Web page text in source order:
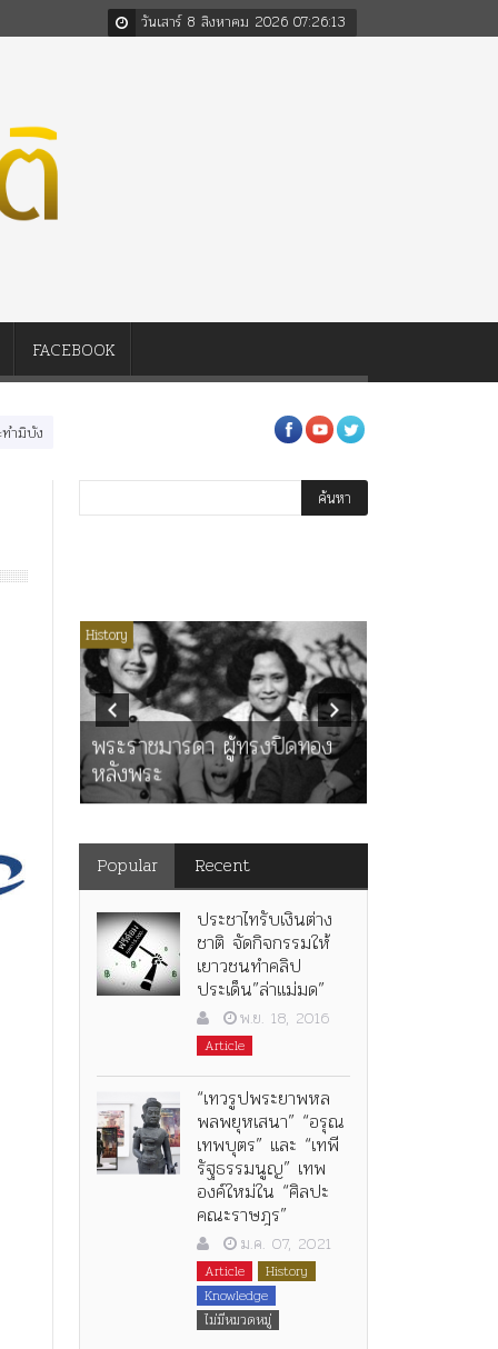
วันเสาร์ 8 สิงหาคม 2026 07:26:14
FACEBOOK
ต่อในหลวงสามรัชกาล ร่วมกว่า 80ปี ร.๖ สร้าง “จุฬาลงกรณ์มหาวิทยาลัย” ตามพ
History
พระราชมารดา ผู้ทรงปิดทอง
หลังพระ
Popular Recent
ประชาไทรับเงินต่าง
ชาติ จัดกิจกรรมให้
เยาวชนทำคลิป
ประเด็น”ล่าแม่มด”
พ.ย. 18, 2016
Article
“เทวรูปพระยาพหล
พลพยุหเสนา” “อรุณ
เทพบุตร” และ “เทพี
รัฐธรรมนูญ” เทพ
องค์ใหม่ใน “ศิลปะ
คณะราษฎร”
ม.ค. 07, 2021
Article
History
Knowledge
ไม่มีหมวดหมู่